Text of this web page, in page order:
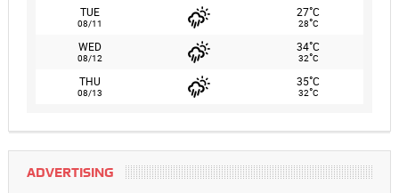
TUE
08/11
27°C
28°C
WED
08/12
34°C
32°C
THU
08/13
35°C
32°C
ADVERTISING